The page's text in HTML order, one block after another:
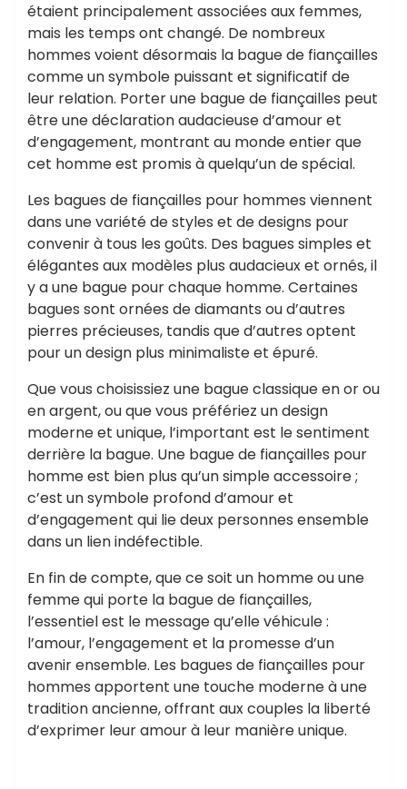
étaient principalement associées aux femmes,
mais les temps ont changé. De nombreux
hommes voient désormais la bague de fiançailles
comme un symbole puissant et significatif de
leur relation. Porter une bague de fiançailles peut
être une déclaration audacieuse d’amour et
d’engagement, montrant au monde entier que
cet homme est promis à quelqu’un de spécial.
Les bagues de fiançailles pour hommes viennent
dans une variété de styles et de designs pour
convenir à tous les goûts. Des bagues simples et
élégantes aux modèles plus audacieux et ornés, il
y a une bague pour chaque homme. Certaines
bagues sont ornées de diamants ou d’autres
pierres précieuses, tandis que d’autres optent
pour un design plus minimaliste et épuré.
Que vous choisissiez une bague classique en or ou
en argent, ou que vous préfériez un design
moderne et unique, l’important est le sentiment
derrière la bague. Une bague de fiançailles pour
homme est bien plus qu’un simple accessoire ;
c’est un symbole profond d’amour et
d’engagement qui lie deux personnes ensemble
dans un lien indéfectible.
En fin de compte, que ce soit un homme ou une
femme qui porte la bague de fiançailles,
l’essentiel est le message qu’elle véhicule :
l’amour, l’engagement et la promesse d’un
avenir ensemble. Les bagues de fiançailles pour
hommes apportent une touche moderne à une
tradition ancienne, offrant aux couples la liberté
d’exprimer leur amour à leur manière unique.